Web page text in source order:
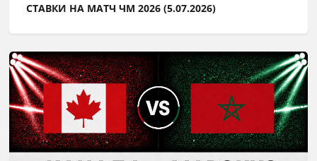
СТАВКИ НА МАТЧ ЧМ 2026 (5.07.2026)